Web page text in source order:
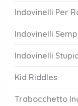
Indovinelli Per
Indovinelli
Indovinelli
Kid Riddles
Trabocchetto